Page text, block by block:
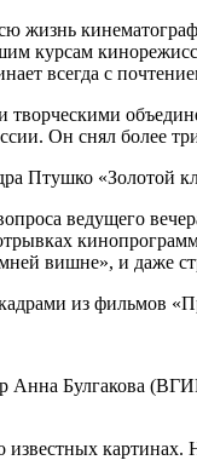
жизнь
курсам
всегда с
Он снял более
Птушко «Золотой
ведущего
вишне», и даже
из фильмов
Анна Булгакова
картинах.